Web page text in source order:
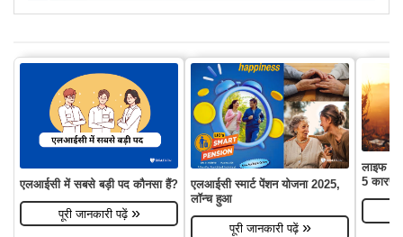
एलआईसी में सबसे बड़ी पद कौनसा हैं?
पूरी जानकारी पढ़ें »
एलआईसी स्मार्ट पेंशन योजना 2025,
लॉन्च हुआ
पूरी जानकारी पढ़ें »
लाइफ
5 कारण